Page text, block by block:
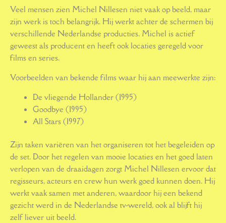
Veel mensen zien Michel Nillesen niet vaak op beeld, maar
zijn werk is toch belangrijk. Hij werkt achter de schermen bij
verschillende Nederlandse producties. Michel is actief
geweest als producent en heeft ook locaties geregeld voor
films en series.
Voorbeelden van bekende films waar hij aan meewerkte zijn:
De vliegende Hollander (1995)
Goodbye (1995)
All Stars (1997)
Zijn taken variëren van het organiseren tot het begeleiden op
de set. Door het regelen van mooie locaties en het goed laten
verlopen van de draaidagen zorgt Michel Nillesen ervoor dat
regisseurs, acteurs en crew hun werk goed kunnen doen. Hij
werkt vaak samen met anderen, waardoor hij een bekend
gezicht werd in de Nederlandse tv-wereld, ook al blijft hij
zelf liever uit beeld.